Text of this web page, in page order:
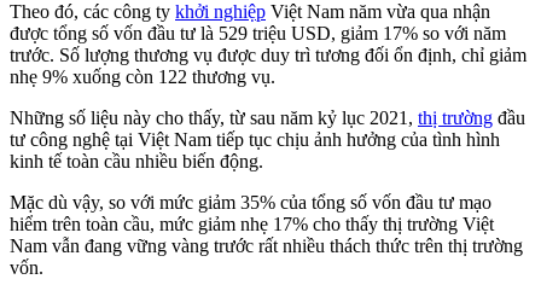
Theo đó, các công ty khởi nghiệp Việt Nam năm vừa qua nhận
được tổng số vốn đầu tư là 529 triệu USD, giảm 17% so với năm
trước. Số lượng thương vụ được duy trì tương đối ổn định, chỉ giảm
nhẹ 9% xuống còn 122 thương vụ.
Những số liệu này cho thấy, từ sau năm kỷ lục 2021, thị trường đầu
tư công nghệ tại Việt Nam tiếp tục chịu ảnh hưởng của tình hình
kinh tế toàn cầu nhiều biến động.
Mặc dù vậy, so với mức giảm 35% của tổng số vốn đầu tư mạo
hiểm trên toàn cầu, mức giảm nhẹ 17% cho thấy thị trường Việt
Nam vẫn đang vững vàng trước rất nhiều thách thức trên thị trường
vốn.